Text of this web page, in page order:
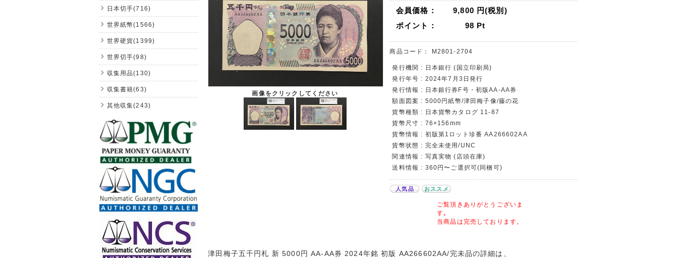
画像をクリックしてください
会員価格： 9,800 円(税別)
ポイント：
98 Pt
商品コード： M2801-2704
発行機関 : 日本銀行 (国立印刷局)
発行年号 : 2024年7月3日発行
発行情報 : 日本銀行券F号・初版AA-AA券
額面図案 : 5000円紙幣/津田梅子像/藤の花
貨幣種類 : 日本貨幣カタログ 11-87
貨幣尺寸 : 76×156mm
貨幣情報 : 初版第1ロット珍番 AA266602AA
貨幣状態 : 完全未使用/UNC
関連情報 : 写真実物 (店頭在庫)
送料情報 : 360円〜ご選択可(同梱可)
人気品 おススメ
ご覧頂きありがとうございま
す｡
当商品は完売しております。
津田梅子五千円札 新 5000円 AA-AA券 2024年銘 初版 AA266602AA/完未品の詳細は、
日本切手(716)
世界紙幣(1566)
世界硬貨(1399)
世界切手(98)
収集用品(130)
収集書籍(63)
其他収集(243)